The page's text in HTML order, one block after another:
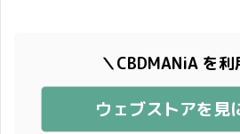
＼CBDMANiA を利
ウェブストアを見